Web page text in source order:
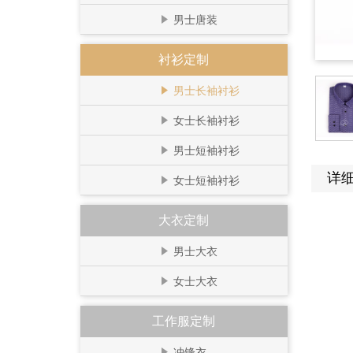
男士唐装
衬衫定制
男士长袖衬衫
女士长袖衬衫
男士短袖衬衫
女士短袖衬衫
大衣定制
男士大衣
女士大衣
工作服定制
详